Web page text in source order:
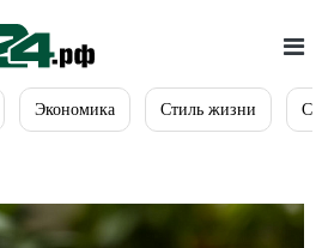
Экономика Стиль жизни